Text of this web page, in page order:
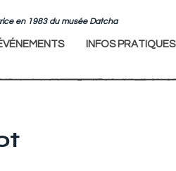
en 1983 du musée Datcha
INFOS PRATIQUES